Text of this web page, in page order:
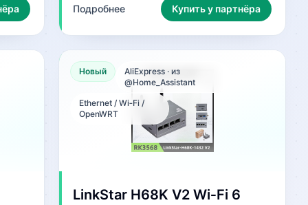
Подробнее Купить у партнёра
Новый
AliExpress · из
@Home_Assistant
Ethernet / Wi‑Fi /
OpenWRT
LinkStar H68K V2 Wi‑Fi 6